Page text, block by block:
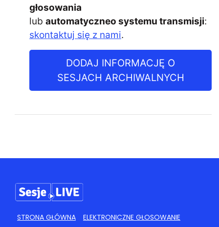
głosowania
lub automatyczneo systemu transmisji:
skontaktuj się z nami.
DODAJ INFORMACJĘ O
SESJACH ARCHIWALNYCH
STRONA GŁÓWNA
ELEKTRONICZNE GŁOSOWANIE